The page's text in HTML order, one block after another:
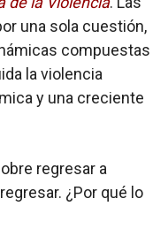
una sola cuestión,
compuestas
la violencia
y una creciente
regresar a
¿Por qué lo